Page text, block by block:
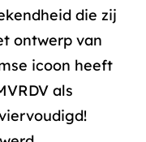
die zij
ontwerp van
icoon heeft
als